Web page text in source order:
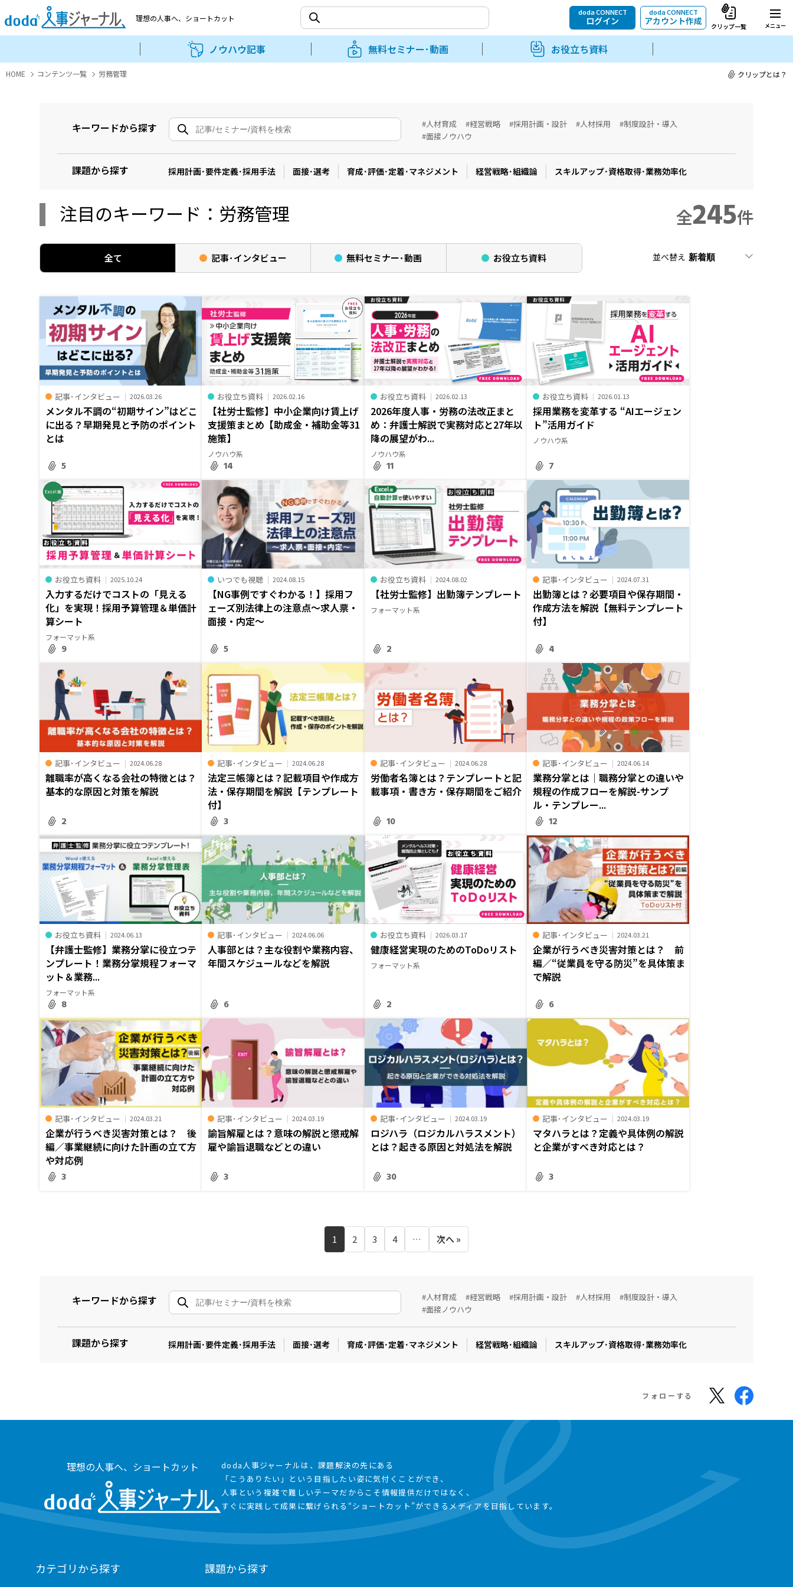
理想の人事へ、 ショートカット
doda CONNECT
ログイン
doda CONNECT
アカウント作成 クリップ一覧 メニュー
ノウハウ記事 無料セミナー･動画 お役立ち資料
クリップとは？
HOME コンテンツ一覧 労務管理
キーワードから探す #人材育成 #経営戦略 #採用計画・設計 #人材採用
#制度設計・導入
#面接ノウハウ
課題から探す 採用計画･要件定義･採用手法 面接･選考 育成･評価･定着･マネジメント 経営戦略･組織論 スキルアップ･資格取得･業務効率化
注目のキーワード：労務管理 全245件
全て 記事･インタビュー 無料セミナー･動画 お役立ち資料 並べ替え
記事･インタビュー 2026.03.26
メンタル不調の“初期サイン”はどこ
に出る？早期発見と予防のポイント
とは
5
お役立ち資料 2026.02.16
【社労士監修】中小企業向け賃上げ
支援策まとめ【助成金・補助金等31
施策】
ノウハウ系
14
お役立ち資料 2026.02.13
2026年度人事・労務の法改正まと
め：弁護士解説で実務対応と27年以
降の展望がわ...
ノウハウ系
11
お役立ち資料 2026.01.13
採用業務を変革する “AIエージェン
ト”活用ガイド
ノウハウ系
7
お役立ち資料 2025.10.24
入力するだけでコストの「見える
化」を実現！採用予算管理＆単価計
算シート
フォーマット系
9
いつでも視聴 2024.08.15
【NG事例ですぐわかる！】採用フ
ェーズ別法律上の注意点～求人票・
面接・内定～
5
お役立ち資料 2024.08.02
【社労士監修】出勤簿テンプレート
フォーマット系
2
記事･インタビュー 2024.07.31
出勤簿とは？必要項目や保存期間・
作成方法を解説【無料テンプレート
付】
4
記事･インタビュー 2024.06.28
離職率が高くなる会社の特徴とは？
基本的な原因と対策を解説
2
記事･インタビュー 2024.06.28
法定三帳簿とは？記載項目や作成方
法・保存期間を解説【テンプレート
付】
3
記事･インタビュー 2024.06.28
労働者名簿とは？テンプレートと記
載事項・書き方・保存期間をご紹介
10
記事･インタビュー 2024.06.14
業務分掌とは｜職務分掌との違いや
規程の作成フローを解説-サンプ
ル・テンプレー...
12
お役立ち資料 2024.06.13
【弁護士監修】業務分掌に役立つテ
ンプレート！業務分掌規程フォーマ
ット＆業務...
フォーマット系
8
記事･インタビュー 2024.06.06
人事部とは？主な役割や業務内容、
年間スケジュールなどを解説
6
お役立ち資料 2026.03.17
健康経営実現のためのToDoリスト
フォーマット系
2
記事･インタビュー 2024.03.21
企業が行うべき災害対策とは？ 前
編／“従業員を守る防災”を具体策ま
で解説
6
記事･インタビュー 2024.03.21
企業が行うべき災害対策とは？ 後
編／事業継続に向けた計画の立て方
や対応例
3
記事･インタビュー 2024.03.19
諭旨解雇とは？意味の解説と懲戒解
雇や諭旨退職などとの違い
3
記事･インタビュー 2024.03.19
ロジハラ（ロジカルハラスメント）
とは？起きる原因と対処法を解説
30
記事･インタビュー 2024.03.19
マタハラとは？定義や具体例の解説
と企業がすべき対応とは？
3
1 2 3 4 … 次へ »
キーワードから探す #人材育成 #経営戦略 #採用計画・設計 #人材採用
#制度設計・導入
#面接ノウハウ
課題から探す 採用計画･要件定義･採用手法 面接･選考 育成･評価･定着･マネジメント 経営戦略･組織論 スキルアップ･資格取得･業務効率化
フォローする
理想の人事へ、ショートカット
doda人事ジャーナルは、課題解決の先にある
「こうありたい」という目指したい姿に気付くことができ、
人事という複雑で難しいテーマだからこそ情報提供だけではなく、
すぐに実践して成果に繋げられる“ショートカット”ができるメディアを目指しています。
カテゴリから探す 課題から探す